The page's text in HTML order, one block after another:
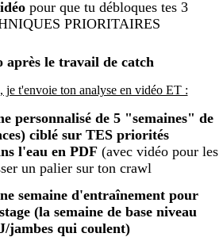
pour que tu débloques tes 3
PRIORITAIRES
après le travail de catch
je t'envoie ton analyse en vidéo ET :
personnalisé de 5 "semaines" de
ciblé sur TES priorités
l'eau en PDF (avec vidéo pour les
un palier sur ton crawl
semaine d'entraînement pour
(la semaine de base niveau
jambes qui coulent)